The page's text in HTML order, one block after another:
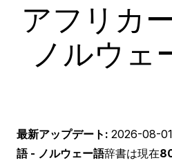
アフリカ
ノルウェ
最新アップデート: 2026-08-01
語 - ノルウェー語辞書は現在